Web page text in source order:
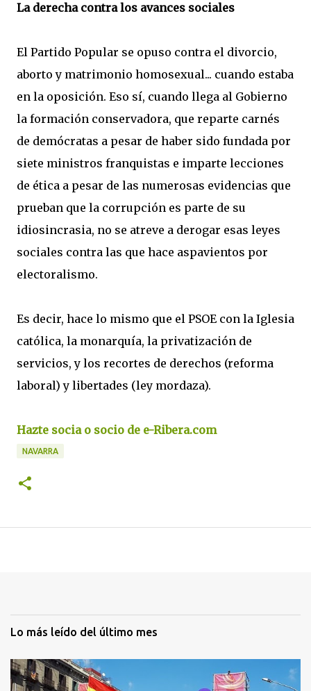
La derecha contra los avances sociales
El Partido Popular se opuso contra el divorcio,
aborto y matrimonio homosexual... cuando estaba
en la oposición. Eso sí, cuando llega al Gobierno
la formación conservadora, que reparte carnés
de demócratas a pesar de haber sido fundada por
siete ministros franquistas e imparte lecciones
de ética a pesar de las numerosas evidencias que
prueban que la corrupción es parte de su
idiosincrasia, no se atreve a derogar esas leyes
sociales contra las que hace aspavientos por
electoralismo.
Es decir, hace lo mismo que el PSOE con la Iglesia
católica, la monarquía, la privatización de
servicios, y los recortes de derechos (reforma
laboral) y libertades (ley mordaza).
Hazte socia o socio de e-Ribera.com
NAVARRA
Lo más leído del último mes